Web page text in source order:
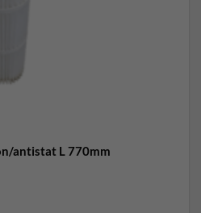
antistat L 770mm